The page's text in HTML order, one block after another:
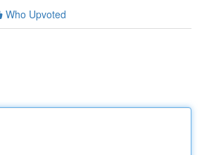
Who Upvoted